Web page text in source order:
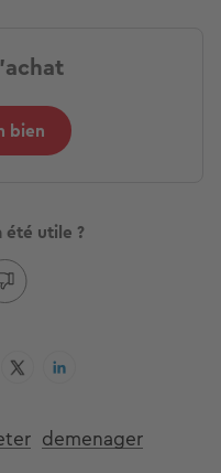
bien
été utile ?
demenager